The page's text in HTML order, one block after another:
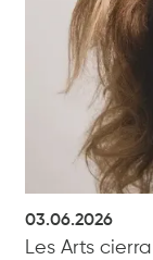
03.06.2026
Les Arts